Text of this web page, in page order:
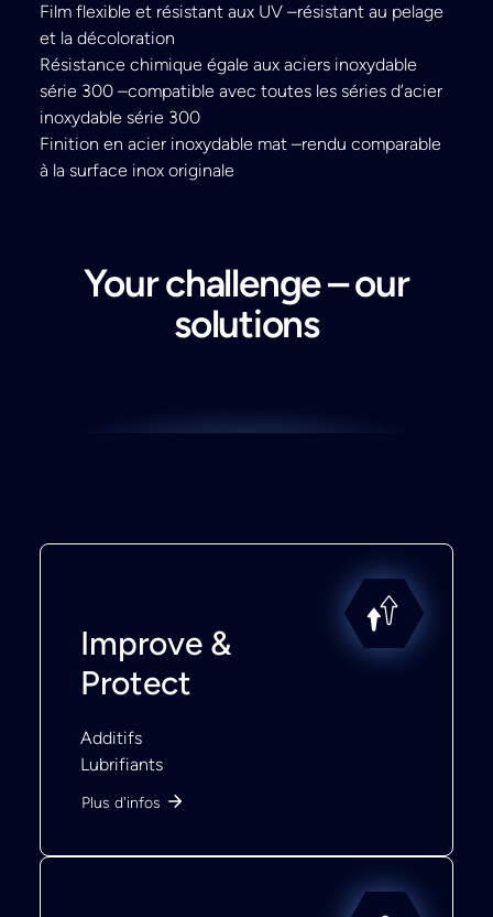
Film flexible et résistant aux UV –résistant au pelage
et la décoloration
Résistance chimique égale aux aciers inoxydable
série 300 –compatible avec toutes les séries d’acier
inoxydable série 300
Finition en acier inoxydable mat –rendu comparable
à la surface inox originale
Your challenge – our
solutions
Improve &
Protect
Additifs
Lubrifiants
Plus d'infos